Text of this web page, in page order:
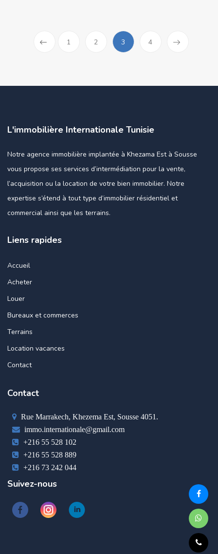
1 2 3 4
L'immobilière Internationale Tunisie
Notre agence immobilière implantée à Khezama Est à Sousse
vous propose ses services d’intermédiation pour la vente,
l’acquisition ou la location de votre bien immobilier. Notre
expertise s’étend à tout type d’immobilier résidentiel et
commercial ainsi que les terrains.
Liens rapides
Accueil
Acheter
Louer
Bureaux et commerces
Terrains
Location vacances
Contact
Contact
Rue Marrakech, Khezema Est, Sousse 4051.
immo.internationale@gmail.com
+216 55 528 102
+216 55 528 889
+216 73 242 044
Suivez-nous